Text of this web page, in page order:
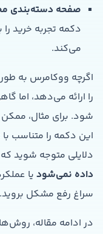
صفحه دسته‌بندی
دکمه تجربه خرید
می‌کند.
اگرچه ووکامرس به
را ارائه می‌دهد، اما
شود. برای مثال،
این دکمه را متناسب
دلایلی متوجه شوید که
داده نمی‌شود یا
سراغ رفع مشکل بروید.
در ادامه مقاله،